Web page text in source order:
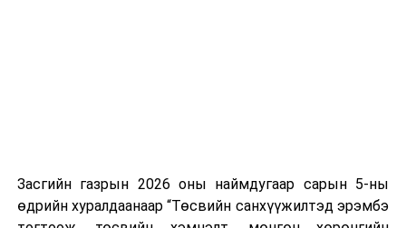
хуулийн
төслүүдийн
Шинэ хууль Францын зах зээлд үйлчилдэг гадаадын
дуудлагын төвүүдэд нөлөөлөхөөр байна. Тухайлбал,
Засгийн газрын 2026 оны наймдугаар сарын 5-ны
өдрийн хуралдаанаар “Төсвийн санхүүжилтэд эрэмбэ